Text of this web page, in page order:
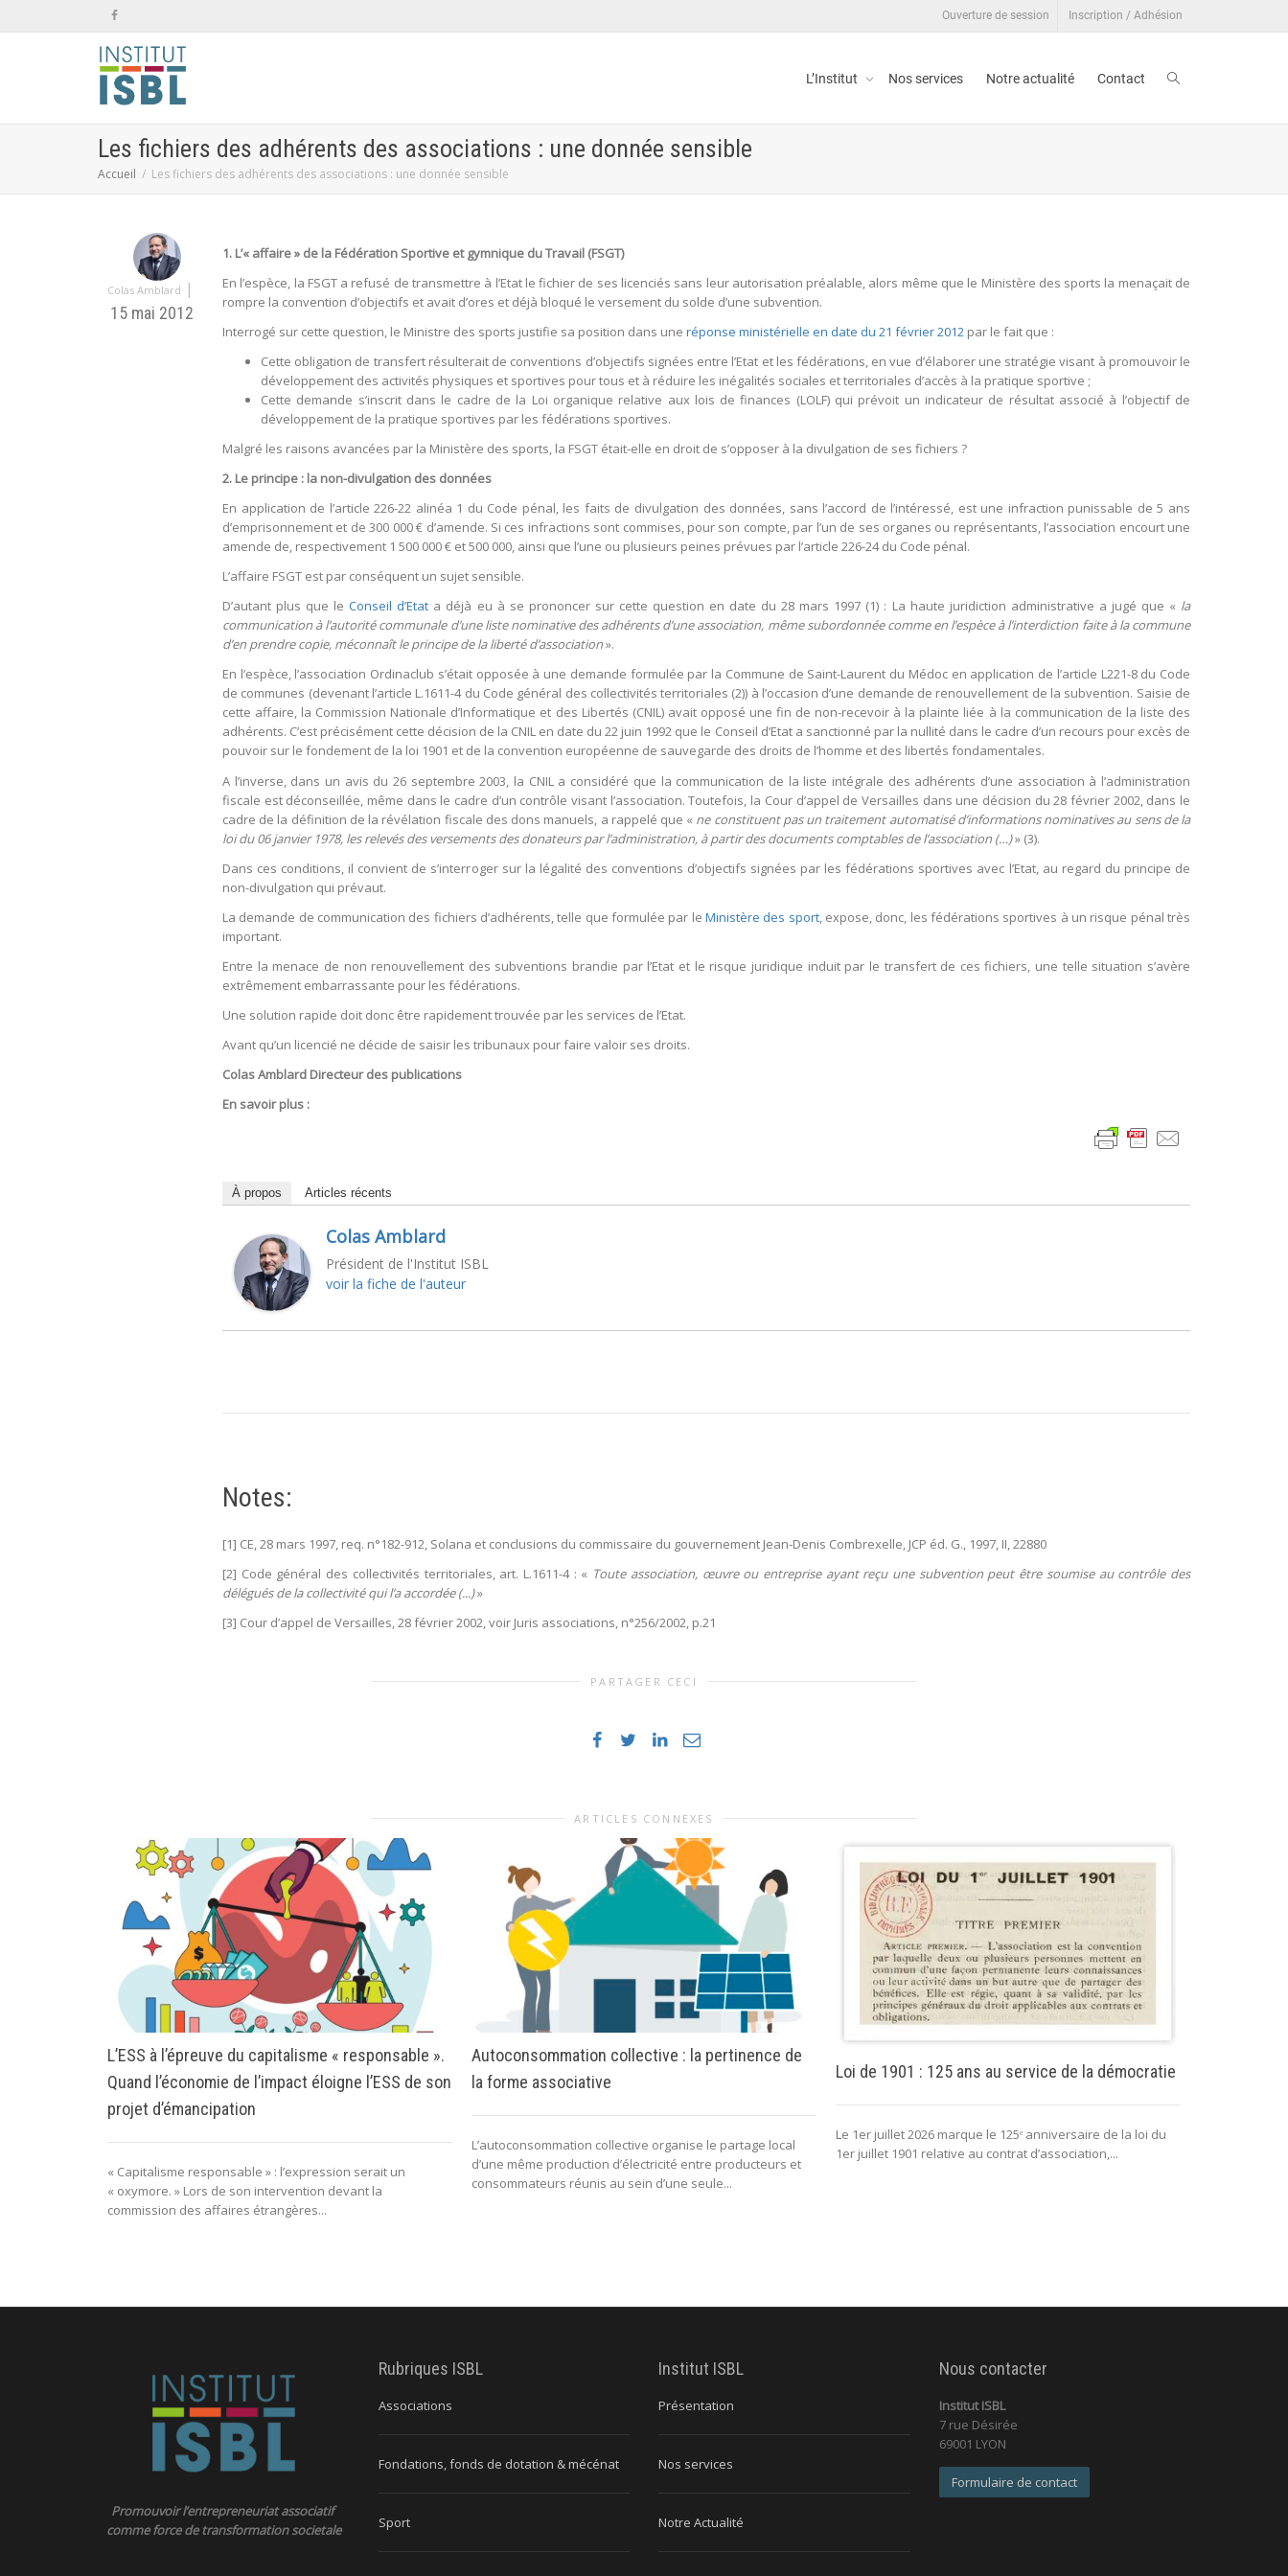
Ouverture de session Inscription / Adhésion
L’Institut Nos services Notre actualité Contact
Les fichiers des adhérents des associations : une donnée sensible
Accueil Les fichiers des adhérents des associations : une donnée sensible
Colas Amblard |
15 mai 2012
1. L’« affaire » de la Fédération Sportive et gymnique du Travail (FSGT)
En l’espèce, la FSGT a refusé de transmettre à l’Etat le fichier de ses licenciés sans leur autorisation préalable, alors même que le Ministère des sports la menaçait de
rompre la convention d’objectifs et avait d’ores et déjà bloqué le versement du solde d’une subvention.
Interrogé sur cette question, le Ministre des sports justifie sa position dans une réponse ministérielle en date du 21 février 2012 par le fait que :
Cette obligation de transfert résulterait de conventions d’objectifs signées entre l’Etat et les fédérations, en vue d’élaborer une stratégie visant à promouvoir le
développement des activités physiques et sportives pour tous et à réduire les inégalités sociales et territoriales d’accès à la pratique sportive ;
Cette demande s’inscrit dans le cadre de la Loi organique relative aux lois de finances (LOLF) qui prévoit un indicateur de résultat associé à l’objectif de
développement de la pratique sportives par les fédérations sportives.
Malgré les raisons avancées par la Ministère des sports, la FSGT était-elle en droit de s’opposer à la divulgation de ses fichiers ?
2. Le principe : la non-divulgation des données
En application de l’article 226-22 alinéa 1 du Code pénal, les faits de divulgation des données, sans l’accord de l’intéressé, est une infraction punissable de 5 ans
d’emprisonnement et de 300 000 € d’amende. Si ces infractions sont commises, pour son compte, par l’un de ses organes ou représentants, l’association encourt une
amende de, respectivement 1 500 000 € et 500 000, ainsi que l’une ou plusieurs peines prévues par l’article 226-24 du Code pénal.
L’affaire FSGT est par conséquent un sujet sensible.
D’autant plus que leConseil d’Etat a déjà eu à se prononcer sur cette question en date du 28 mars 1997 (1) : La haute juridiction administrative a jugé que « la
communication à l’autorité communale d’une liste nominative des adhérents d’une association, même subordonnée comme en l’espèce à l’interdiction faite à la commune
d’en prendre copie, méconnaît le principe de la liberté d’association».
En l’espèce, l’association Ordinaclub s’était opposée à une demande formulée par la Commune de Saint-Laurent du Médoc en application de l’article L221-8 du Code
de communes (devenant l’article L.1611-4 du Code général des collectivités territoriales (2)) à l’occasion d’une demande de renouvellement de la subvention. Saisie de
cette affaire, la Commission Nationale d’Informatique et des Libertés (CNIL) avait opposé une fin de non-recevoir à la plainte liée à la communication de la liste des
adhérents. C’est précisément cette décision de la CNIL en date du 22 juin 1992 que le Conseil d’Etat a sanctionné par la nullité dans le cadre d’un recours pour excès de
pouvoir sur le fondement de la loi 1901 et de la convention européenne de sauvegarde des droits de l’homme et des libertés fondamentales.
A l’inverse, dans un avis du 26 septembre 2003, la CNIL a considéré que la communication de la liste intégrale des adhérents d’une association à l’administration
fiscale est déconseillée, même dans le cadre d’un contrôle visant l’association. Toutefois, la Cour d’appel de Versailles dans une décision du 28 février 2002, dans le
cadre de la définition de la révélation fiscale des dons manuels, a rappelé que « ne constituent pas un traitement automatisé d’informations nominatives au sens de la
loi du 06 janvier 1978, les relevés des versements des donateurs par l’administration, à partir des documents comptables de l’association (…)» (3).
Dans ces conditions, il convient de s’interroger sur la légalité des conventions d’objectifs signées par les fédérations sportives avec l’Etat, au regard du principe de
non-divulgation qui prévaut.
La demande de communication des fichiers d’adhérents, telle que formulée par le Ministère des sport, expose, donc, les fédérations sportives à un risque pénal très
important.
Entre la menace de non renouvellement des subventions brandie par l’Etat et le risque juridique induit par le transfert de ces fichiers, une telle situation s’avère
extrêmement embarrassante pour les fédérations.
Une solution rapide doit donc être rapidement trouvée par les services de l’Etat.
Avant qu’un licencié ne décide de saisir les tribunaux pour faire valoir ses droits.
Colas Amblard Directeur des publications
En savoir plus :
À propos Articles récents
Colas Amblard
Président de l'Institut ISBL
voir la fiche de l'auteur
Notes:
[1] CE, 28 mars 1997, req. n°182-912, Solana et conclusions du commissaire du gouvernement Jean-Denis Combrexelle, JCP éd. G., 1997, II, 22880
[2] Code général des collectivités territoriales, art. L.1611-4 : « Toute association, œuvre ou entreprise ayant reçu une subvention peut être soumise au contrôle des
délégués de la collectivité qui l’a accordée (...)»
[3] Cour d’appel de Versailles, 28 février 2002, voir Juris associations, n°256/2002, p.21
PARTAGER CECI
ARTICLES CONNEXES
L’ESS à l’épreuve du capitalisme « responsable ».
Quand l’économie de l’impact éloigne l’ESS de son
projet d’émancipation
« Capitalisme responsable » : l’expression serait un
« oxymore. » Lors de son intervention devant la
commission des affaires étrangères...
Autoconsommation collective : la pertinence de
la forme associative
L’autoconsommation collective organise le partage local
d’une même production d’électricité entre producteurs et
consommateurs réunis au sein d’une seule...
Loi de 1901 : 125 ans au service de la démocratie
Le 1er juillet 2026 marque le 125ᵉ anniversaire de la loi du
1er juillet 1901 relative au contrat d’association,...
Promouvoir l’entrepreneuriat associatif
comme force de transformation societale
Rubriques ISBL
Associations
Fondations, fonds de dotation & mécénat
Sport
Institut ISBL
Présentation
Nos services
Notre Actualité
Nous contacter
Institut ISBL
7 rue Désirée
69001 LYON
Formulaire de contact